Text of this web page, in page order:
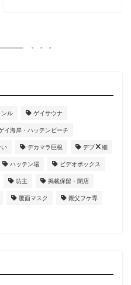
ンル ゲイサウナ
イ海岸・ハッテンビーチ
い デカマラ巨根 デブ 細
ハッテン場 ビデオボックス
坊主 掲載保留・閉店
覆面マスク 親父フケ専